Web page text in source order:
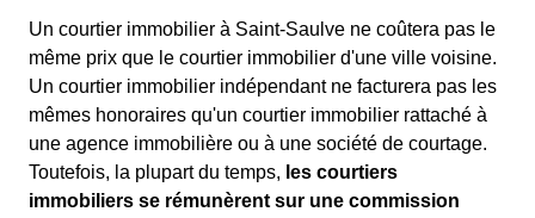
Un courtier immobilier à Saint-Saulve ne coûtera pas le
même prix que le courtier immobilier d'une ville voisine.
Un courtier immobilier indépendant ne facturera pas les
mêmes honoraires qu'un courtier immobilier rattaché à
une agence immobilière ou à une société de courtage.
Toutefois, la plupart du temps, les courtiers
immobiliers se rémunèrent sur une commission